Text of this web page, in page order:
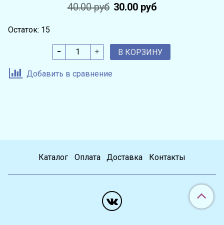
40.00 руб 30.00 руб
Остаток: 15
В КОРЗИНУ
Добавить в сравнение
Каталог Оплата Доставка Контакты